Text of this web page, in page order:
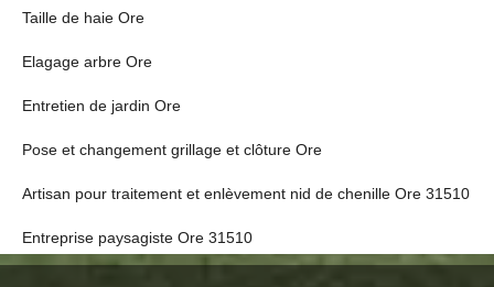
Taille de haie Ore
Elagage arbre Ore
Entretien de jardin Ore
Pose et changement grillage et clôture Ore
Artisan pour traitement et enlèvement nid de chenille Ore 31510
Entreprise paysagiste Ore 31510